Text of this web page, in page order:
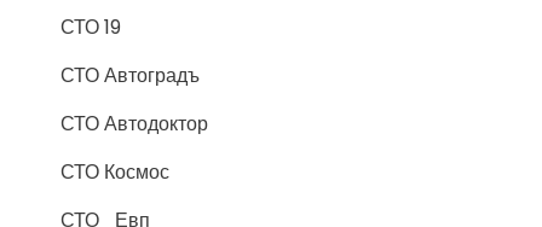
СТО 19
СТО Автоградъ
СТО Автодоктор
СТО Космос
СТО_Евп